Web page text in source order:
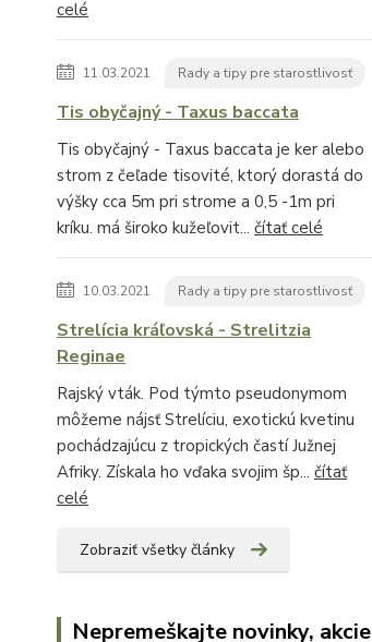
celé
11.03.2021 Rady a tipy pre starostlivosť
Tis obyčajný - Taxus baccata
Tis obyčajný - Taxus baccata je ker alebo
strom z čeľade tisovité, ktorý dorastá do
výšky cca 5m pri strome a 0,5 -1m pri
kríku. má široko kužeľovit... čítať celé
10.03.2021 Rady a tipy pre starostlivosť
Strelícia kráľovská - Strelitzia
Reginae
Rajský vták. Pod týmto pseudonymom
môžeme nájsť Strelíciu, exotickú kvetinu
pochádzajúcu z tropických častí Južnej
Afriky. Získala ho vďaka svojim šp... čítať
celé
Zobraziť všetky články
Nepremeškajte novinky, akcie